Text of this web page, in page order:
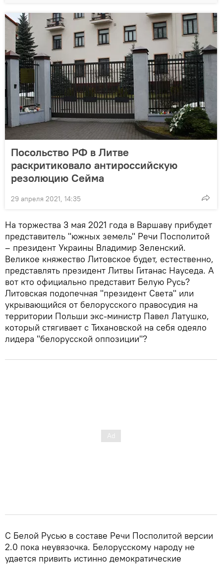
Посольство РФ в Литве
раскритиковало антироссийскую
резолюцию Сейма
29 апреля 2021, 14:35
На торжества 3 мая 2021 года в Варшаву прибудет
представитель "южных земель" Речи Посполитой
– президент Украины Владимир Зеленский.
Великое княжество Литовское будет, естественно,
представлять президент Литвы Гитанас Науседа. А
вот кто официально представит Белую Русь?
Литовская подопечная "президент Света" или
укрывающийся от белорусского правосудия на
территории Польши экс-министр Павел Латушко,
который стягивает с Тихановской на себя одеяло
лидера "белорусской оппозиции"?
С Белой Русью в составе Речи Посполитой версии
2.0 пока неувязочка. Белорусскому народу не
удается привить истинно демократические